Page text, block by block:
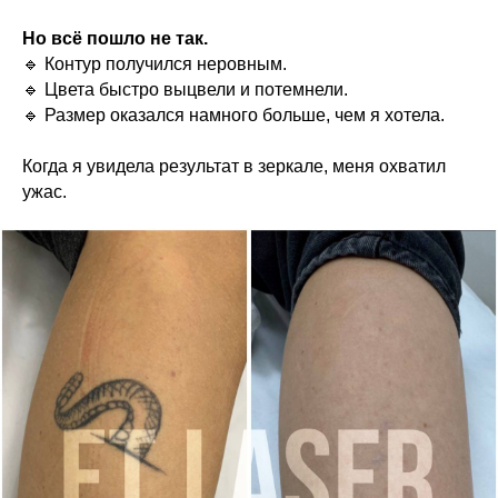
Но всё пошло не так.
🔹 Контур получился неровным.
🔹 Цвета быстро выцвели и потемнели.
🔹 Размер оказался намного больше, чем я хотела.
Когда я увидела результат в зеркале, меня охватил
ужас.